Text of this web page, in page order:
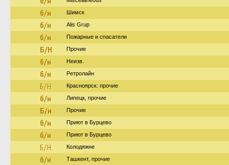
б/н Шимск
б/н Alis Grup
б/н Пожарные и спасатели
Б/Н Прочие
б/н Неизв.
б/н Ретролайн
Б/Н Красноярск: прочие
б/н Липецк, прочие
Б/н Прочие
б/н Приют в Бурцево
б/н Приют в Бурцево
Б/Н Колодяжне
б/н Ташкент, прочие